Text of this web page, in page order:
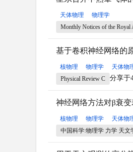
天体物理
物理学
Monthly Notices of the Royal
基于卷积神经网络的
核物理 物理学
天体物
Physical Review C
分享于
神经网络方法对β衰
核物理 物理学
天体物
中国科学:物理学 力学 天文